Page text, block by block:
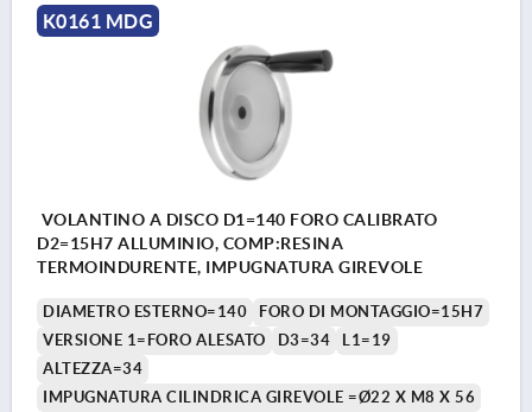
K0161 MDG
VOLANTINO A DISCO D1=140 FORO CALIBRATO
D2=15H7 ALLUMINIO, COMP:RESINA
TERMOINDURENTE, IMPUGNATURA GIREVOLE
DIAMETRO ESTERNO=140
FORO DI MONTAGGIO=15H7
VERSIONE 1=FORO ALESATO
D3=34
L1=19
ALTEZZA=34
IMPUGNATURA CILINDRICA GIREVOLE =Ø22 X M8 X 56